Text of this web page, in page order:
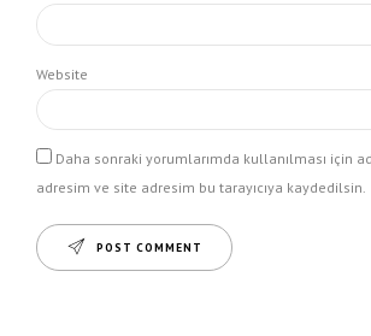
Website
Daha sonraki yorumlarımda kullanılması için
adresim ve site adresim bu tarayıcıya kaydedilsin.
POST COMMENT